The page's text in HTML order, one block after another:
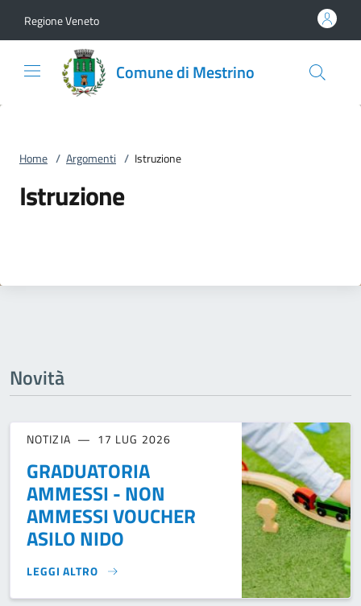
Regione Veneto
Comune di Mestrino
Home / Argomenti / Istruzione
Istruzione
Novità
NOTIZIA 17 LUG 2026
GRADUATORIA
AMMESSI - NON
AMMESSI VOUCHER
ASILO NIDO
LEGGI ALTRO
GRADUATORIA AMMESSI - NON AMMESSI VOUCHER ASILO